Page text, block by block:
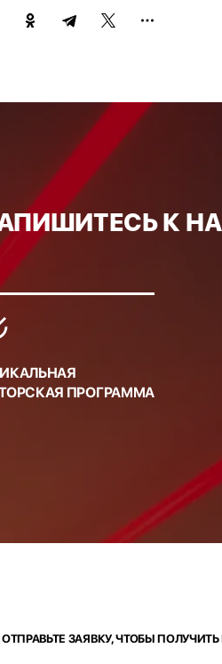
К
ПРОГРАММА
ОТПРАВЬТЕ ЗАЯВКУ, ЧТОБЫ